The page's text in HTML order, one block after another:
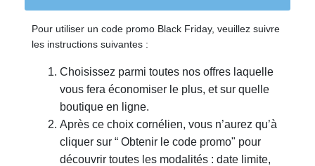
Pour utiliser un code promo Black Friday, veuillez suivre
les instructions suivantes :
Choisissez parmi toutes nos offres laquelle
vous fera économiser le plus, et sur quelle
boutique en ligne.
Après ce choix cornélien, vous n’aurez qu’à
cliquer sur “ Obtenir le code promo" pour
découvrir toutes les modalités : date limite,